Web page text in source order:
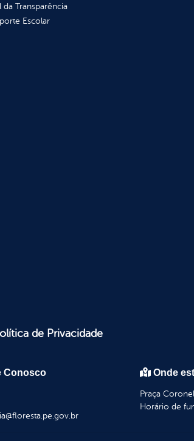
da Transparência
Escolar
de Privacidade
Conosco Onde
Praça
Horário de